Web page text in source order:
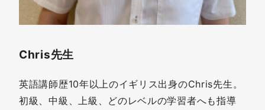
Chris先生
英語講師歴10年以上のイギリス出身のChris先生。
初級、中級、上級、どのレベルの学習者へも指導